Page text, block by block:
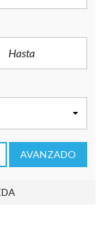
AVANZADO